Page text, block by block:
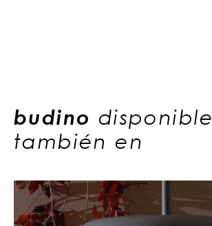
budino disponible
también en